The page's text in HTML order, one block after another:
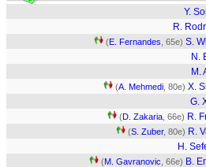
Y.
R.
(E. Fernandes , 65e) S.
N.
M.
(A. Mehmedi , 80e) X.
G.
(D. Zakaria , 66e) R.
(S. Zuber, 80e) R.
H.
(M. Gavranovic , 66e) B.